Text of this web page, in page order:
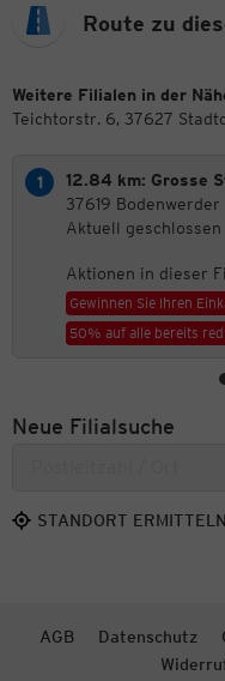
Route zu
Weitere Filialen in der
Teichtorstr. 6, 37627
12.84 km: Grosse
37619 Bodenwerder
Aktuell geschlossen
Aktionen in dieser
Gewinnen Sie Ihren
50% auf alle bereits
Neue Filialsuche
STANDORT ERMITTELN
AGB Datenschutz